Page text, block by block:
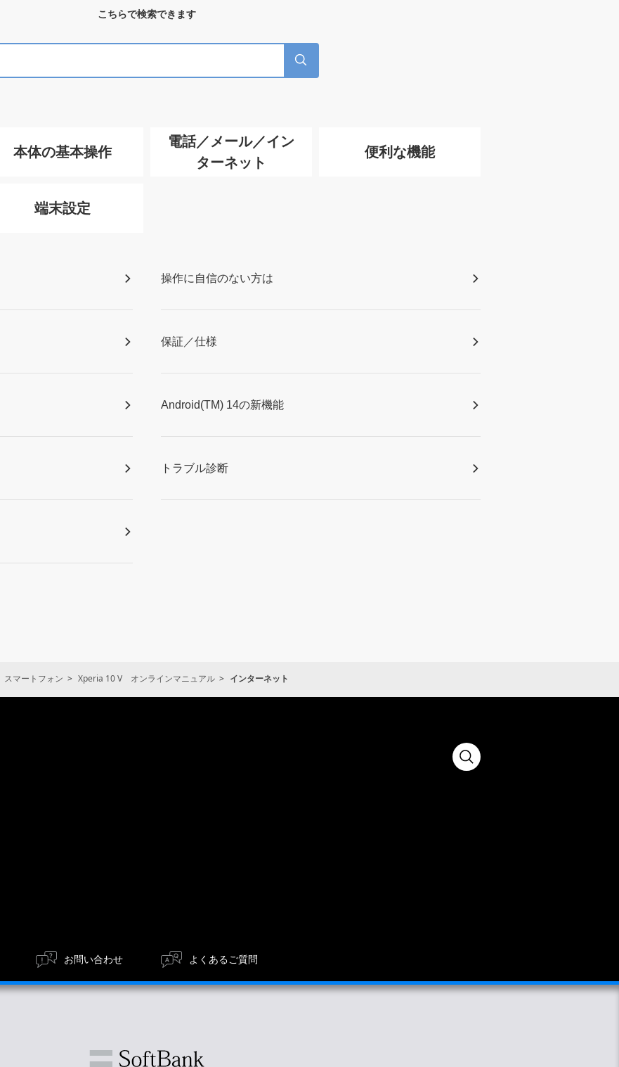
こちらで検索できます
本体の基本操作
電話／メール／イン
ターネット
便利な機能
端末設定
操作に自信のない方は
保証／仕様
Android(TM) 14の新機能
トラブル診断
スマートフォン Xperia 10 V オンラインマニュアル インターネット
お問い合わせ よくあるご質問